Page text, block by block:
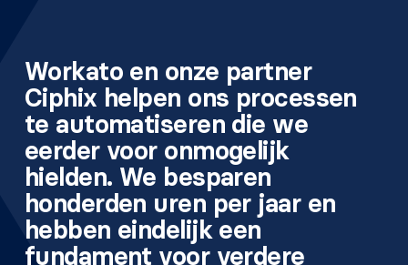
Workato en onze partner
Ciphix helpen ons processen
te automatiseren die we
eerder voor onmogelijk
hielden. We besparen
honderden uren per jaar en
hebben eindelijk een
fundament voor verdere